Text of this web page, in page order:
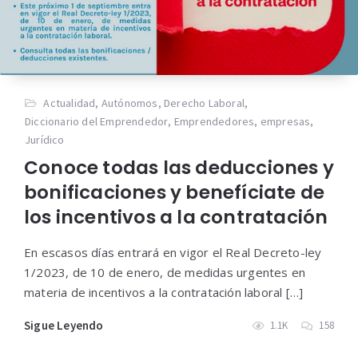
Actualidad, Autónomos, Derecho Laboral,
Diccionario del Emprendedor, Emprendedores, empresas,
Jurídico
Conoce todas las deducciones y
bonificaciones y benefíciate de
los incentivos a la contratación
En escasos días entrará en vigor el Real Decreto-ley
1/2023, de 10 de enero, de medidas urgentes en
materia de incentivos a la contratación laboral […]
Sigue Leyendo 1.1K 158